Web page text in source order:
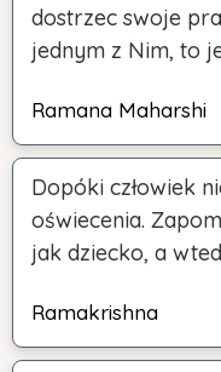
dostrzec swoje
jednym z Nim, to
Ramana Maharshi
Dopóki człowiek
oświecenia.
jak dziecko, a
Ramakrishna